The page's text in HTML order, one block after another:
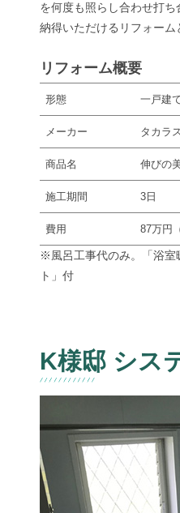
を何度も照らし合わせ打
納得いただけるリフォーム
リフォーム概要
形態 一戸建
メーカー タカラ
商品名 伸びの
施工期間 3日
費用 87万円
※風呂工事代のみ。「浴室
ト」付
K様邸 シス